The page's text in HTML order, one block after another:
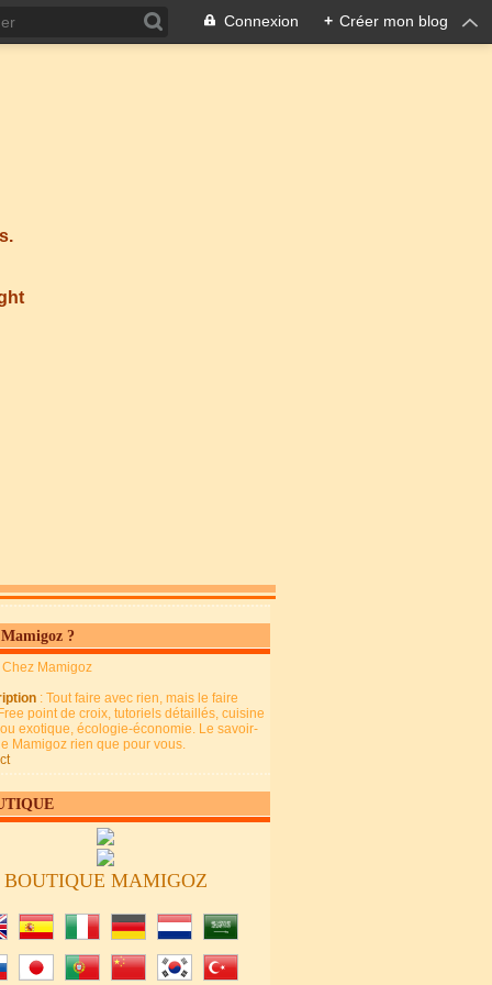
Connexion + Créer mon blog
?
Chez Mamigoz
: Tout faire avec rien, mais le faire
point de croix, tutoriels détaillés, cuisine
exotique, écologie-économie. Le savoir-
Mamigoz rien que pour vous.
BOUTIQUE MAMIGOZ